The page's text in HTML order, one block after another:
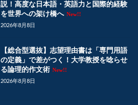
説！高度な日本語・英語力と国際的経験
を世界への架け橋へ New!!
2026年8月8日
【総合型選抜】志望理由書は「専門用語
の定義」で差がつく！大学教授を唸らせ
る論理的作文術 New!!
2026年8月8日